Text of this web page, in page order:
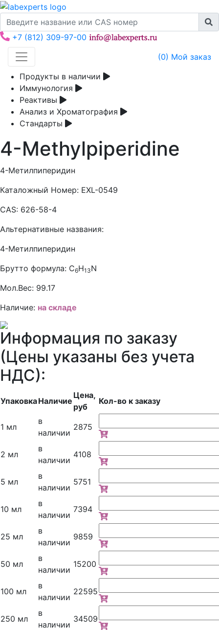
+7 (812) 309-97-00
(0) Мой заказ
Продукты в наличии
Иммунология
Реактивы
Анализ и Хроматография
Стандарты
4-Methylpiperidine
4-Метилпиперидин
Каталожный Номер: EXL-0549
CAS: 626-58-4
Альтернативные названия:
4-Метилпиперидин
Брутто формула: C6H13N
Мол.Вес: 99.17
Наличие: на складе
Информация по заказу
(Цены указаны без учета
НДС):
УпаковкаНаличие
Цена,
руб
Кол-во к заказу
1 мл
в
наличии
2875
2 мл
в
наличии
4108
5 мл
в
наличии
5751
10 мл
в
наличии
7394
25 мл
в
наличии
9859
50 мл
в
наличии
15200
100 мл
в
наличии
22595
250 мл
в
наличии
34509